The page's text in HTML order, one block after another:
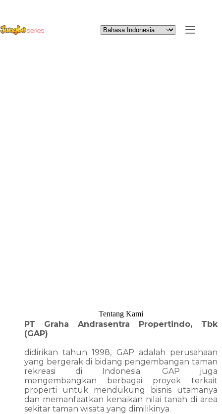
Tentang Kami
PT Graha Andrasentra Propertindo, Tbk
(GAP)
didirikan tahun 1998, GAP adalah perusahaan
yang bergerak di bidang pengembangan taman
rekreasi di Indonesia. GAP juga
mengembangkan berbagai proyek terkait
properti untuk mendukung bisnis utamanya
dan memanfaatkan kenaikan nilai tanah di area
sekitar taman wisata yang dimilikinya.